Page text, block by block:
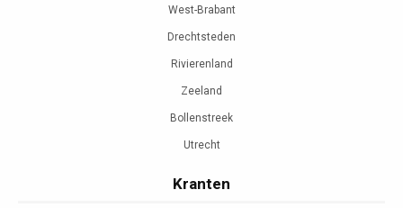
West-Brabant
Drechtsteden
Rivierenland
Zeeland
Bollenstreek
Utrecht
Kranten